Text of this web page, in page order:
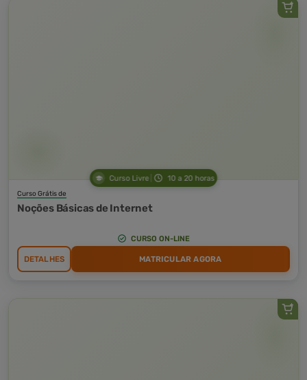
Curso Livre 10 a 20 horas
Curso Grátis de
Noções Básicas de Internet
CURSO ON-LINE
DETALHES MATRICULAR AGORA